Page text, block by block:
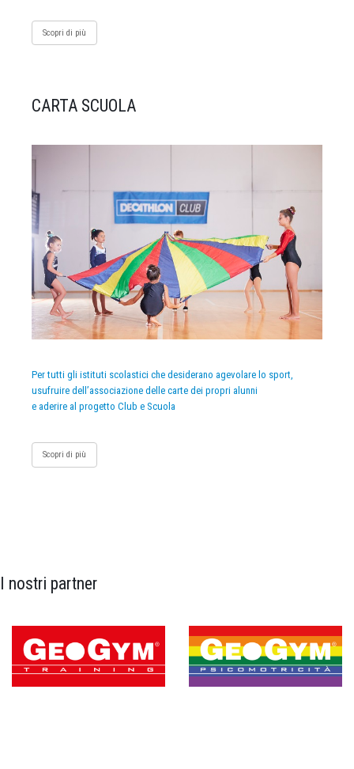
Scopri di più
CARTA SCUOLA
Per tutti gli istituti scolastici che desiderano agevolare lo sport,
usufruire dell’associazione delle carte dei propri alunni
e aderire al progetto Club e Scuola
Scopri di più
I nostri partner